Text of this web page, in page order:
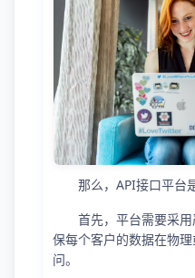
那么，API接口平台
首先，平台需要采
保每个客户的数据在物
问。